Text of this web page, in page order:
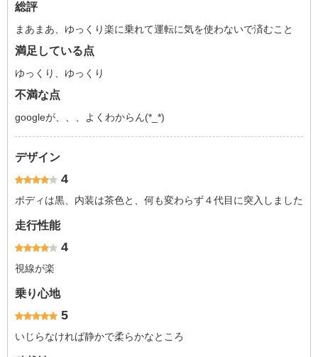
総評
まあまあ、ゆっくり楽に乗れて運転に気を使わないで済むこと
満足している点
ゆっくり、ゆっくり
不満な点
googleが、、、よくわからん(*_*)
デザイン
4
ボディは黒、内装は茶色と、何も変わらず４代目に突入しました
走行性能
4
視線が楽
乗り心地
5
いじらなければ静かで柔らかなところ